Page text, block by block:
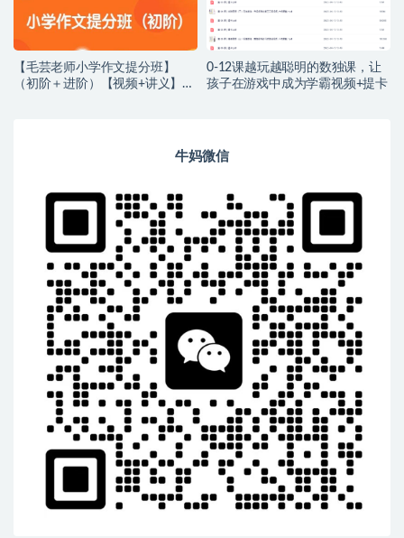
【毛芸老师小学作文提分班】
（初阶＋进阶）【视频+讲义】，
0-12课越玩越聪明的数独课，让
孩子在游戏中成为学霸视频+提卡
牛妈微信